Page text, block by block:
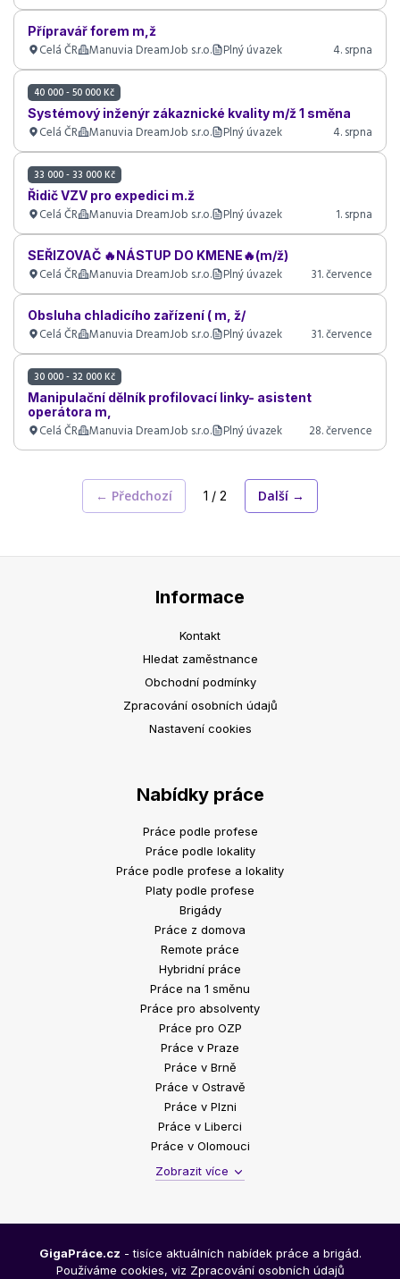
Přípravář forem m,ž
Celá ČR Manuvia DreamJob s.r.o. Plný úvazek 4. srpna
40 000 - 50 000 Kč
Systémový inženýr zákaznické kvality m/ž 1 směna
Celá ČR Manuvia DreamJob s.r.o. Plný úvazek 4. srpna
33 000 - 33 000 Kč
Řidič VZV pro expedici m.ž
Celá ČR Manuvia DreamJob s.r.o. Plný úvazek 1. srpna
SEŘIZOVAČ 🔥NÁSTUP DO KMENE🔥(m/ž)
Celá ČR Manuvia DreamJob s.r.o. Plný úvazek 31. července
Obsluha chladicího zařízení ( m, ž/
Celá ČR Manuvia DreamJob s.r.o. Plný úvazek 31. července
30 000 - 32 000 Kč
Manipulační dělník profilovací linky- asistent
operátora m,
Celá ČR Manuvia DreamJob s.r.o. Plný úvazek 28. července
← Předchozí 1 / 2 Další →
Informace
Kontakt
Hledat zaměstnance
Obchodní podmínky
Zpracování osobních údajů
Nastavení cookies
Nabídky práce
Práce podle profese
Práce podle lokality
Práce podle profese a lokality
Platy podle profese
Brigády
Práce z domova
Remote práce
Hybridní práce
Práce na 1 směnu
Práce pro absolventy
Práce pro OZP
Práce v Praze
Práce v Brně
Práce v Ostravě
Práce v Plzni
Práce v Liberci
Práce v Olomouci
Zobrazit více
GigaPráce.cz - tisíce aktuálních nabídek práce a brigád.
Používáme cookies, viz Zpracování osobních údajů